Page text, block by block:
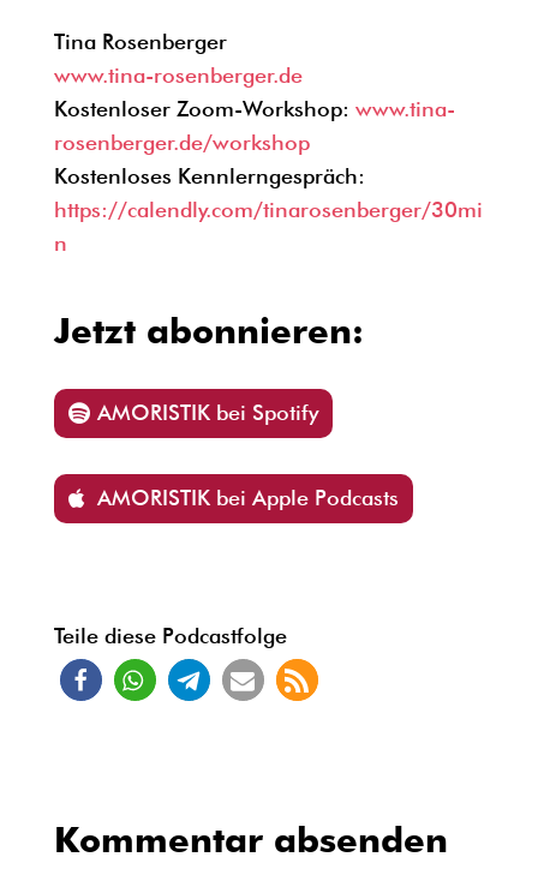
Tina Rosenberger
www.tina-rosenberger.de
Kostenloser Zoom-Workshop: www.tina-
rosenberger.de/workshop
Kostenloses Kennlerngespräch:
https://calendly.com/tinarosenberger/30mi
n
Jetzt abonnieren:
AMORISTIK bei Spotify
AMORISTIK bei Apple Podcasts
Teile diese Podcastfolge
Kommentar absenden